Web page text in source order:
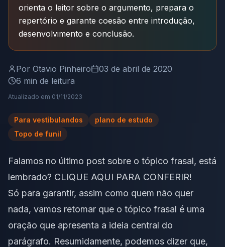
orienta o leitor sobre o argumento, prepara o
repertório e garante coesão entre introdução,
desenvolvimento e conclusão.
Por Otavio Pinheiro
03 de abril de 2020
6 min de leitura
Atualizado em 01/11/2023
Para vestibulandos
plano de estudo
Topo de funil
Falamos no último post sobre o tópico frasal, está
lembrado? CLIQUE AQUI PARA CONFERIR!
Só para garantir, assim como quem não quer
nada, vamos retomar que o tópico frasal é uma
oração que apresenta a ideia central do
parágrafo. Resumidamente, podemos dizer que,